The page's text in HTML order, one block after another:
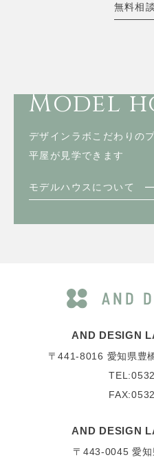
無料相
Model
デザインラボこだわりの
平屋が見学できます
モデルハウスについて
AND DESIGN
〒441-8016 愛知県豊
AND DESIGN
〒443-0045 愛